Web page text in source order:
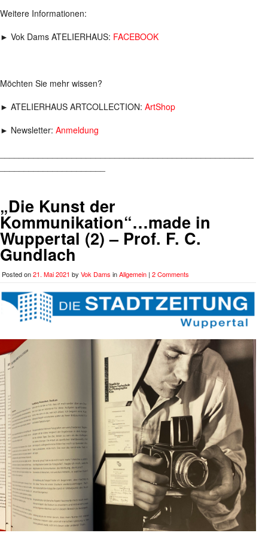
Weitere Informationen:
► Vok Dams ATELIERHAUS: FACEBOOK
Möchten Sie mehr wissen?
► ATELIERHAUS ARTCOLLECTION: ArtShop
► Newsletter: Anmeldung
„Die Kunst der
Kommunikation“…made in
Wuppertal (2) – Prof. F. C.
Gundlach
Posted on21. Mai 2021 by Vok Dams inAllgemein | 2 Comments